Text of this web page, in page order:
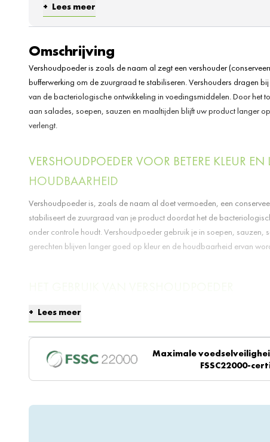
Lees meer
Omschrijving
Vershoudpoeder is zoals de naam al zegt een vershouder
bufferwerking om de zuurgraad te stabiliseren. Vershouders dragen
van de bacteriologische ontwikkeling in voedingsmiddelen. Door het
aan salades, soepen, sauzen en maaltijden blijft uw product langer
verlengt.
VERSHOUDPOEDER VOOR BETERE KLEUR EN
HOUDBAARHEID
Vershoudpoeder is, zoals de naam al doet vermoeden, een
stabiliseert de zuurgraad van je product doordat het de
onder controle houdt. Vershoudpoeder gebruik je in soepen, sauzen,
gerechten blijven langer goed op kleur en de houdbaarheid ervan
Van vershoudpoeder heb je niet veel nodig om het gewenste effect te
tot vijf gram per kilo aan voedingsmiddelen. Je kunt bij Natural Spices
verpakkingsgrootten online bestellen. Je kunt een verpakking van
voor zowel hobbykoks als professionele chefs die op regelmatiger
Lees meer
Maximale
FSSC22000-